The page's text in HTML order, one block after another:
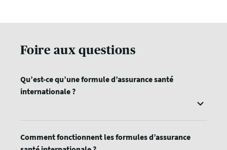
Foire aux questions
Qu’est-ce qu’une formule d’assurance santé
internationale ?
Comment fonctionnent les formules d’assurance